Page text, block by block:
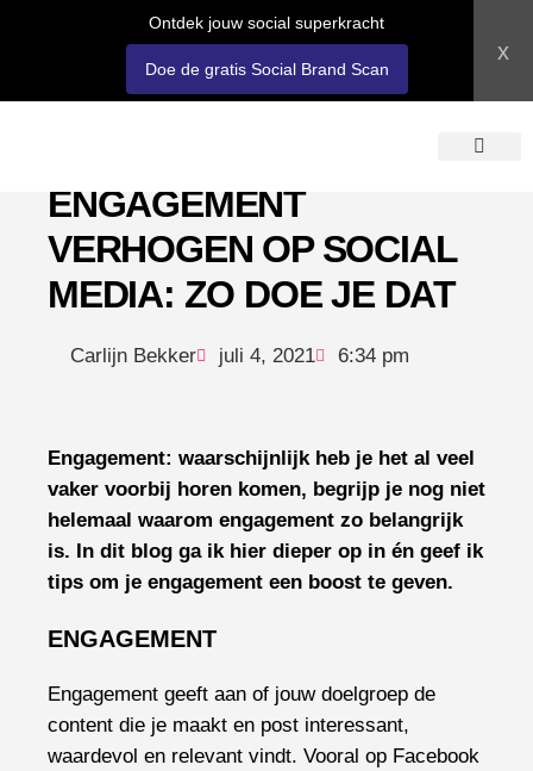
Ontdek jouw social superkracht
Doe de gratis Social Brand Scan
x
ENGAGEMENT
VERHOGEN OP SOCIAL
MEDIA: ZO DOE JE DAT
Carlijn Bekker juli 4, 2021 6:34 pm
Engagement: waarschijnlijk heb je het al veel
vaker voorbij horen komen, begrijp je nog niet
helemaal waarom engagement zo belangrijk
is. In dit blog ga ik hier dieper op in én geef ik
tips om je engagement een boost te geven.
ENGAGEMENT
Engagement geeft aan of jouw doelgroep de
content die je maakt en post interessant,
waardevol en relevant vindt. Vooral op Facebook